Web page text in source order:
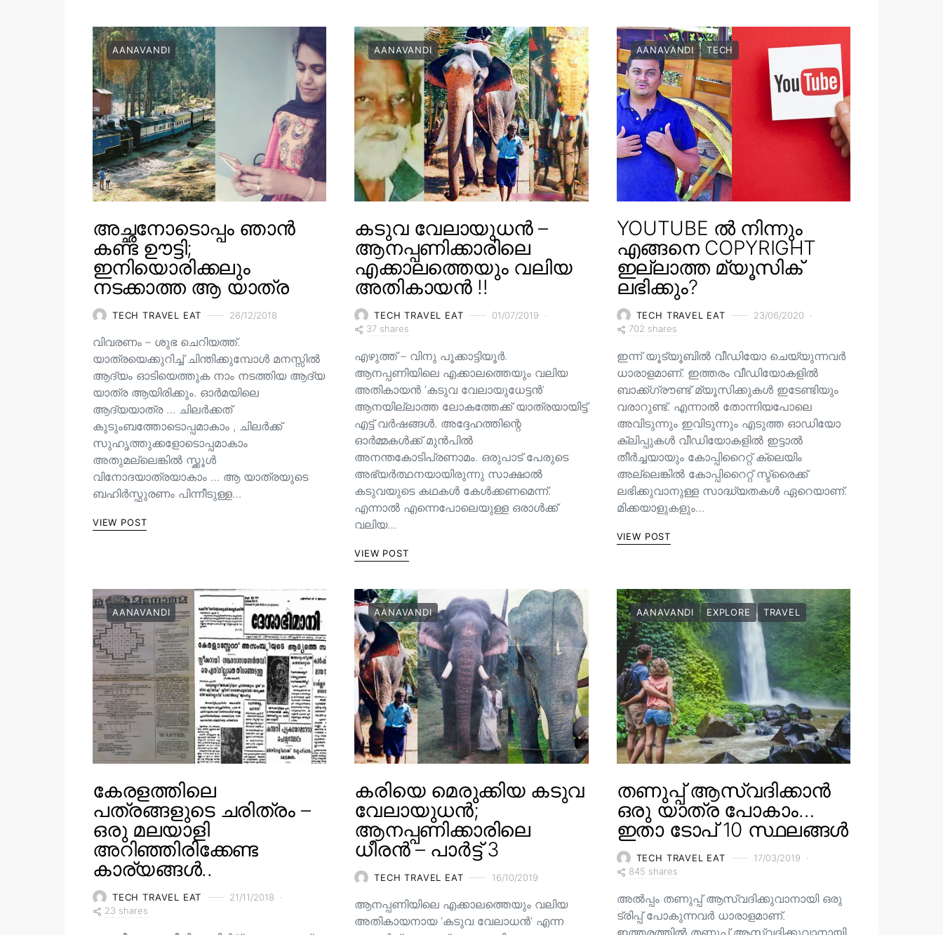
AANAVANDI
അച്ഛനോടൊപ്പം ഞാൻ
കണ്ട ഊട്ടി;
ഇനിയൊരിക്കലും
നടക്കാത്ത ആ യാത്ര
TECH TRAVEL EAT 26/12/2018
വിവരണം – ശുഭ ചെറിയത്ത്.
യാത്രയെക്കുറിച്ച് ചിന്തിക്കുമ്പോൾ മനസ്സിൽ
ആദ്യം ഓടിയെത്തുക നാം നടത്തിയ ആദ്യ
യാത്ര ആയിരിക്കും. ഓർമയിലെ
ആദ്യയാത്ര … ചിലർക്കത്
കുടുംബത്തോടൊപ്പമാകാം , ചിലർക്ക്
സുഹൃത്തുക്കളോടൊപ്പമാകാം
അതുമല്ലെങ്കിൽ സ്ക്കൂൾ
വിനോദയാത്രയാകാം … ആ യാത്രയുടെ
ബഹിർസ്ഫുരണം പിന്നീടുള്ള…
VIEW POST
AANAVANDI
കടുവ വേലായുധൻ –
ആനപ്പണിക്കാരിലെ
എക്കാലത്തെയും വലിയ
അതികായൻ !!
TECH TRAVEL EAT
01/07/2019
37 shares
എഴുത്ത് – വിനു പൂക്കാട്ടിയൂർ.
ആനപ്പണിയിലെ എക്കാലത്തെയും വലിയ
അതികായൻ ‘കടുവ വേലായുധേട്ടൻ’
ആനയില്ലാത്ത ലോകത്തേക്ക് യാത്രയായിട്ട്
എട്ട് വർഷങ്ങൾ. അദ്ദേഹത്തിന്റെ
ഓർമ്മകൾക്ക് മുൻപിൽ
അനന്തകോടിപ്രണാമം. ഒരുപാട് പേരുടെ
അഭ്യർത്ഥനയായിരുന്നു സാക്ഷാൽ
കടുവയുടെ കഥകൾ കേൾക്കണമെന്ന്.
എന്നാൽ എന്നെപോലെയുള്ള ഒരാൾക്ക്
വലിയ…
VIEW POST
AANAVANDI TECH
YOUTUBE ൽ നിന്നും
എങ്ങനെ COPYRIGHT
ഇല്ലാത്ത മ്യൂസിക്
ലഭിക്കും?
TECH TRAVEL EAT
23/06/2020
702 shares
ഇന്ന് യൂട്യൂബിൽ വീഡിയോ ചെയ്യുന്നവർ
ധാരാളമാണ്. ഇത്തരം വീഡിയോകളിൽ
ബാക്ക്ഗ്രൗണ്ട് മ്യൂസിക്കുകൾ ഇടേണ്ടിയും
വരാറുണ്ട്. എന്നാൽ തോന്നിയപോലെ
അവിടുന്നും ഇവിടുന്നും എടുത്ത ഓഡിയോ
ക്ലിപ്പുകൾ വീഡിയോകളിൽ ഇട്ടാൽ
തീർച്ചയായും കോപ്പിറൈറ്റ് ക്ലെയിം
അല്ലെങ്കിൽ കോപ്പിറൈറ്റ് സ്ട്രൈക്ക്
ലഭിക്കുവാനുള്ള സാദ്ധ്യതകൾ ഏറെയാണ്.
മിക്കയാളുകളും…
VIEW POST
AANAVANDI
കേരളത്തിലെ
പത്രങ്ങളുടെ ചരിത്രം –
ഒരു മലയാളി
അറിഞ്ഞിരിക്കേണ്ട
കാര്യങ്ങൾ..
TECH TRAVEL EAT
21/11/2018
23 shares
AANAVANDI
കരിയെ മെരുക്കിയ കടുവ
വേലായുധൻ;
ആനപ്പണിക്കാരിലെ
ധീരൻ – പാർട്ട് 3
TECH TRAVEL EAT 16/10/2019
ആനപ്പണിയിലെ എക്കാലത്തെയും വലിയ
അതികായനായ ‘കടുവ വേലാധൻ’ എന്ന
AANAVANDI EXPLORE TRAVEL
തണുപ്പ് ആസ്വദിക്കാൻ
ഒരു യാത്ര പോകാം…
ഇതാ ടോപ് 10 സ്ഥലങ്ങൾ
TECH TRAVEL EAT
17/03/2019
845 shares
അൽപ്പം തണുപ്പ് ആസ്വദിക്കുവാനായി ഒരു
ട്രിപ്പ് പോകുന്നവർ ധാരാളമാണ്.